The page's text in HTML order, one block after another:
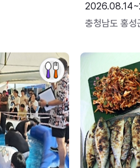
충청남도 홍성